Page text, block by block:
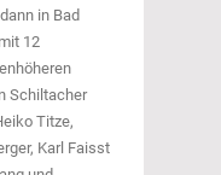
in Bad
12
Schiltacher
Titze,
Karl Faisst